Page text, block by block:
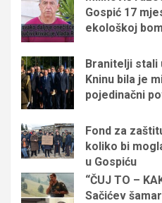
Gospić 17
ekološkoj
Branitelji stali
Kninu bila je
pojedinačni
Fond za
koliko bi
u Gospiću
“ČUJ TO –
Sačićev